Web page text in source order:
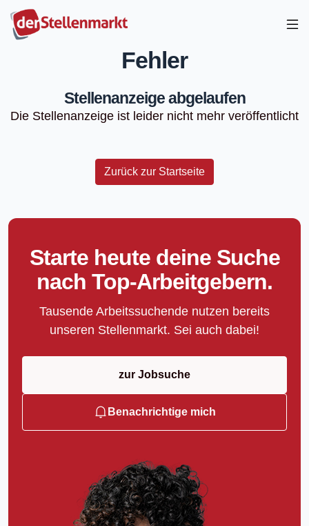
Fehler
Stellenanzeige abgelaufen
Die Stellenanzeige ist leider nicht mehr veröffentlicht
Zurück zur Startseite
Starte heute deine Suche
nach Top-Arbeitgebern.
Tausende Arbeitssuchende nutzen bereits
unseren Stellenmarkt. Sei auch dabei!
zur Jobsuche
Benachrichtige mich